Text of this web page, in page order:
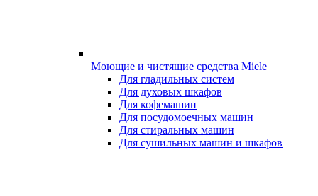
Моющие и чистящие средства Miele
Для гладильных систем
Для духовых шкафов
Для кофемашин
Для посудомоечных машин
Для стиральных машин
Для сушильных машин и шкафов